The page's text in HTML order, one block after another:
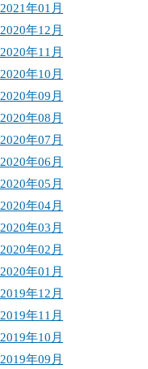
2021年01月
2020年12月
2020年11月
2020年10月
2020年09月
2020年08月
2020年07月
2020年06月
2020年05月
2020年04月
2020年03月
2020年02月
2020年01月
2019年12月
2019年11月
2019年10月
2019年09月